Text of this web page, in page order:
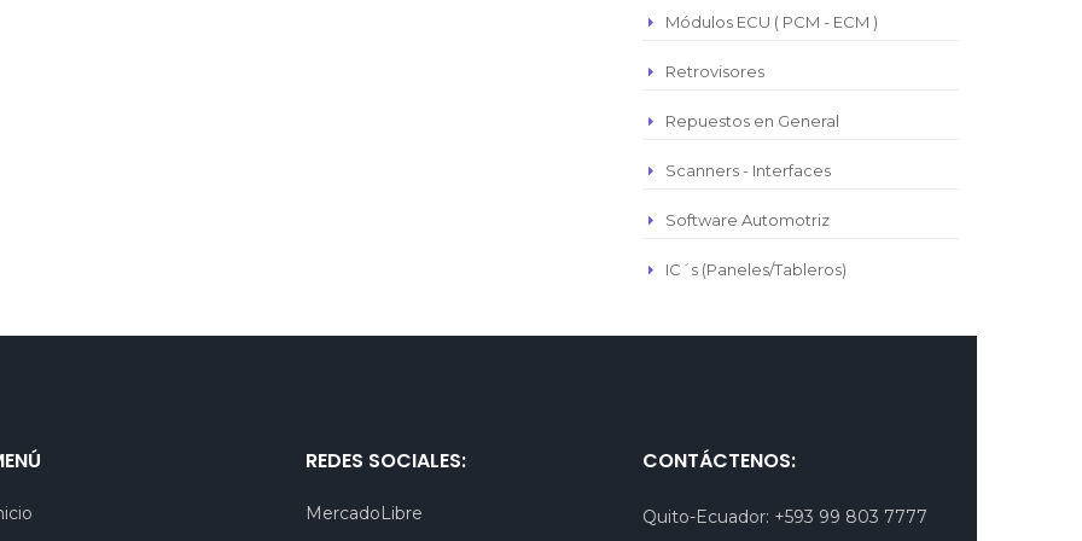
Módulos ECU ( PCM - ECM )
Retrovisores
Repuestos en General
Scanners - Interfaces
Software Automotriz
IC´s (Paneles/Tableros)
REDES SOCIALES:
MercadoLibre
CONTÁCTENOS:
Quito-Ecuador: +593 99 803 7777